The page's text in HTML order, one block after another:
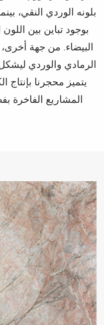
بلونه الوردي النقي،
بوجود تباين بين
البيضاء. من جهة
الرمادي والوردي
يتميز محجرنا بإنتاج
المشاريع الفاخرة